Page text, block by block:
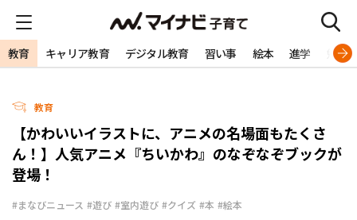
教育 キャリア教育 デジタル教育 習い事 絵本 進学 勉強
教育
【かわいいイラストに、アニメの名場面もたくさ
ん！】人気アニメ『ちいかわ』のなぞなぞブックが
登場！
#まなびニュース #遊び #室内遊び #クイズ #本 #絵本